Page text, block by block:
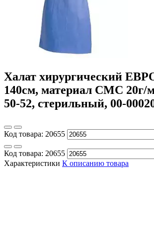
Халат хирургический
140см, материал СМС 20г/
50-52, стерильный, 00-
Код товара: 20655
Код товара: 20655
Характеристики К описанию товара